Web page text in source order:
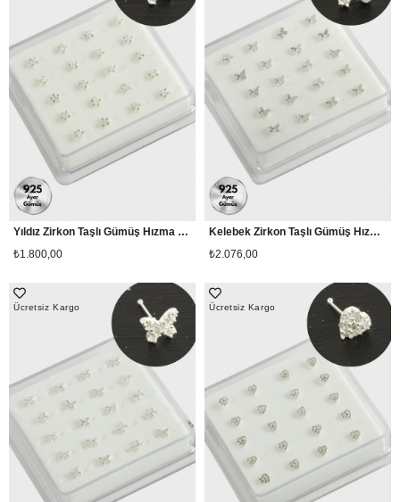
Yıldız Zirkon Taşlı Gümüş Hızma 20 Adet
₺1.800,00
Kelebek Zirkon Taşlı Gümüş Hızma 20 Adet
₺2.076,00
Ücretsiz Kargo Ücretsiz Kargo